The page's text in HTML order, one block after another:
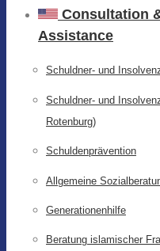
Consultation
Assistance
Schuldner- und
Schuldner- und
Rotenburg)
Schuldenprävention
Allgemeine
Generationenhilfe
Beratung islamischer